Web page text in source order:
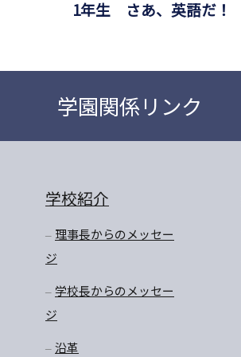
1年生 さあ、英語だ！
学園関係リンク
学校紹介
理事長からのメッセー
ジ
学校長からのメッセー
ジ
沿革